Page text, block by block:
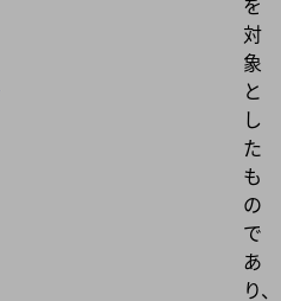
対
象
と
し
た
も
の
で
あ
り、